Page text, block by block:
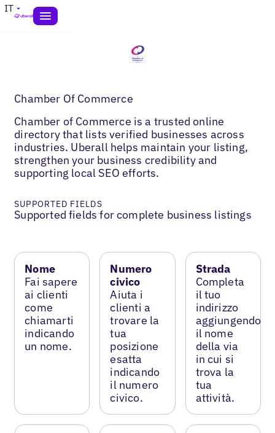
IT
Chamber Of Commerce
Chamber of Commerce is a trusted online
directory that lists verified businesses across
industries. Uberall helps maintain your listing,
strengthen your business credibility and
supporting local SEO efforts.
SUPPORTED FIELDS
Supported fields for complete business listings
Nome
Fai sapere
ai clienti
come
chiamarti
indicando
un nome.
Numero
civico
Aiuta i
clienti a
trovare la
tua
posizione
esatta
indicando
il numero
civico.
Strada
Completa
il tuo
indirizzo
aggiungendo
il nome
della via
in cui si
trova la
tua
attività.